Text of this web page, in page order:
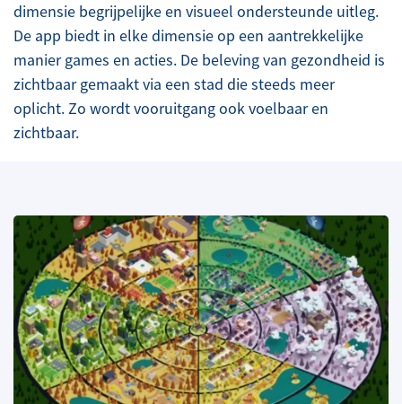
dimensie begrijpelijke en visueel ondersteunde uitleg.
De app biedt in elke dimensie op een aantrekkelijke
manier games en acties. De beleving van gezondheid is
zichtbaar gemaakt via een stad die steeds meer
oplicht. Zo wordt vooruitgang ook voelbaar en
zichtbaar.